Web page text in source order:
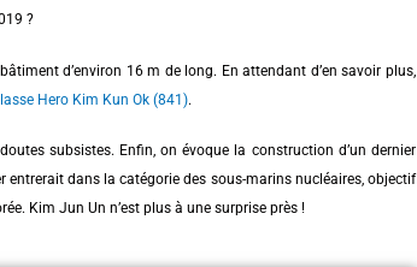
?
d’environ 16 m de long. En attendant d’en savoir plus,
Hero Kim Kun Ok (841).
subsistes. Enfin, on évoque la construction d’un dernier
dans la catégorie des sous-marins nucléaires, objectif
Kim Jun Un n’est plus à une surprise près !